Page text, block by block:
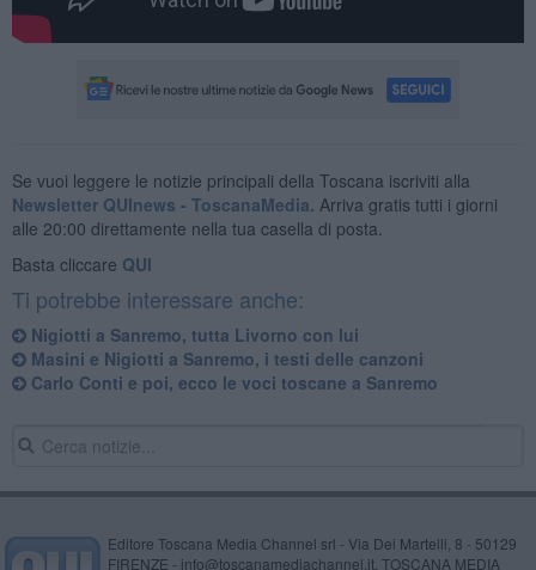
Se vuoi leggere le notizie principali della Toscana iscriviti alla
Newsletter QUInews - ToscanaMedia. Arriva gratis tutti i giorni
alle 20:00 direttamente nella tua casella di posta.
Basta cliccare QUI
Ti potrebbe interessare anche:
Nigiotti a Sanremo, tutta Livorno con lui
Masini e Nigiotti a Sanremo, i testi delle canzoni
Carlo Conti e poi, ecco le voci toscane a Sanremo
Editore Toscana Media Channel srl - Via Dei Martelli, 8 - 50129
FIRENZE - info@toscanamediachannel.it. TOSCANA MEDIA